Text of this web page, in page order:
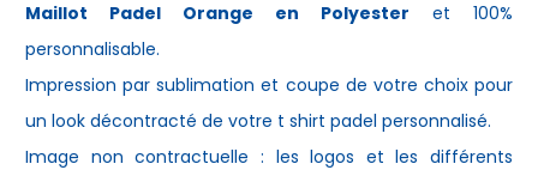
Maillot Padel Orange en Polyester et 100%
personnalisable.
Impression par sublimation et coupe de votre choix pour
un look décontracté de votre t shirt padel personnalisé.
Image non contractuelle : les logos et les différents